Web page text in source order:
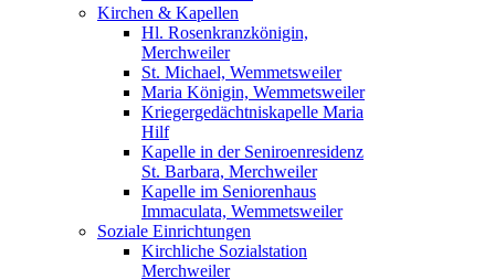
Kirchen & Kapellen
Hl. Rosenkranzkönigin,
Merchweiler
St. Michael, Wemmetsweiler
Maria Königin, Wemmetsweiler
Kriegergedächtniskapelle Maria
Hilf
Kapelle in der Seniroenresidenz
St. Barbara, Merchweiler
Kapelle im Seniorenhaus
Immaculata, Wemmetsweiler
Soziale Einrichtungen
Kirchliche Sozialstation
Merchweiler